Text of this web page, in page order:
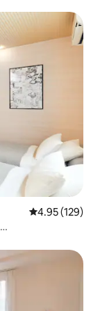
Calificación
4.95 (129)